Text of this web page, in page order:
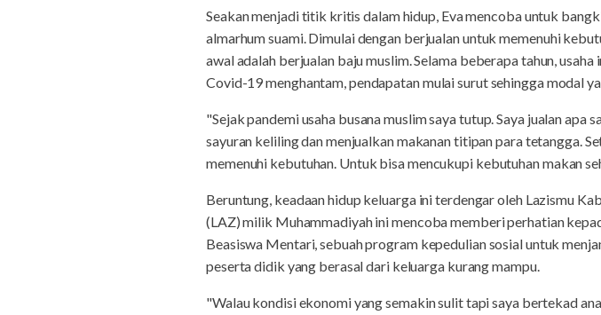
Seakan menjadi titik kritis dalam hidup, Eva mencoba untuk
almarhum suami. Dimulai dengan berjualan untuk memenuhi
awal adalah berjualan baju muslim. Selama beberapa tahun,
Covid-19 menghantam, pendapatan mulai surut sehingga modal
"Sejak pandemi usaha busana muslim saya tutup. Saya jualan
sayuran keliling dan menjualkan makanan titipan para tetangga.
memenuhi kebutuhan. Untuk bisa mencukupi kebutuhan makan
Beruntung, keadaan hidup keluarga ini terdengar oleh Lazismu
(LAZ) milik Muhammadiyah ini mencoba memberi perhatian
Beasiswa Mentari, sebuah program kepedulian sosial untuk
peserta didik yang berasal dari keluarga kurang mampu.
"Walau kondisi ekonomi yang semakin sulit tapi saya bertekad